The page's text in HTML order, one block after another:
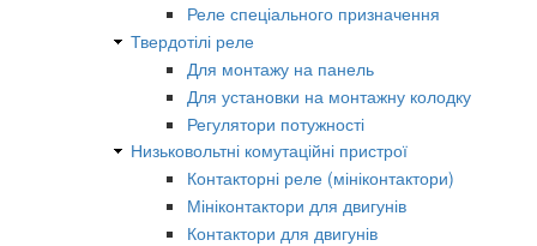
Реле спеціального призначення
Твердотілі реле
Для монтажу на панель
Для установки на монтажну колодку
Регулятори потужності
Низьковольтні комутаційні пристрої
Контакторні реле (мініконтактори)
Мініконтактори для двигунів
Контактори для двигунів